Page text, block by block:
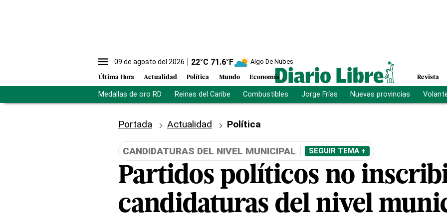
09 de agosto del 2026 22°C 71.6°F Algo De Nubes
Última Hora Actualidad Política Mundo Economía Revista
Medallas de oro RD Reinas del Caribe Combustibles Jorge Frías Nuevas provincias
Portada Actualidad Política
CANDIDATURAS DEL NIVEL MUNICIPAL SEGUIR TEMA +
Partidos políticos no
candidaturas del nivel